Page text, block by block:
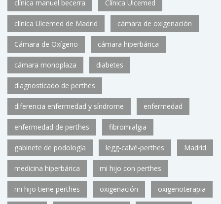
clínica manuel becerra Clínica Ulcemed
clínica Ulcemed de Madrid cámara de oxigenación
Cámara de Oxígeno cámara hiperbárica
cámara monoplaza diabetes
diagnosticado de perthes
diferencia enfermedad y síndrome enfermedad
enfermedad de perthes fibromialgia
gabinete de podología legg-calvé-perthes Madrid
medicina hiperbárica mi hijo con perthes
mi hijo tiene perthes oxigenación oxigenoterapia